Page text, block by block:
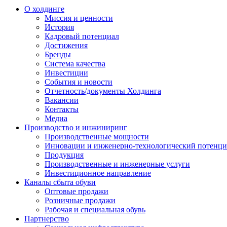
О холдинге
Миссия и ценности
История
Кадровый потенциал
Достижения
Бренды
Система качества
Инвестиции
События и новости
Отчетность/документы Холдинга
Вакансии
Контакты
Медиа
Производство и инжиниринг
Производственные мощности
Инновации и инженерно-технологический
Продукция
Производственные и инженерные услуги
Инвестиционное направление
Каналы сбыта обуви
Оптовые продажи
Розничные продажи
Рабочая и специальная обувь
Партнерство